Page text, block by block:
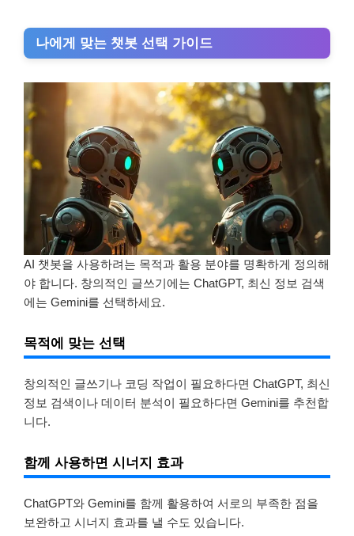
나에게 맞는 챗봇 선택 가이드
AI 챗봇을 사용하려는 목적과 활용 분야를 명확하게 정의해
야 합니다. 창의적인 글쓰기에는 ChatGPT, 최신 정보 검색
에는 Gemini를 선택하세요.
목적에 맞는 선택
창의적인 글쓰기나 코딩 작업이 필요하다면 ChatGPT, 최신
정보 검색이나 데이터 분석이 필요하다면 Gemini를 추천합
니다.
함께 사용하면 시너지 효과
ChatGPT와 Gemini를 함께 활용하여 서로의 부족한 점을
보완하고 시너지 효과를 낼 수도 있습니다.